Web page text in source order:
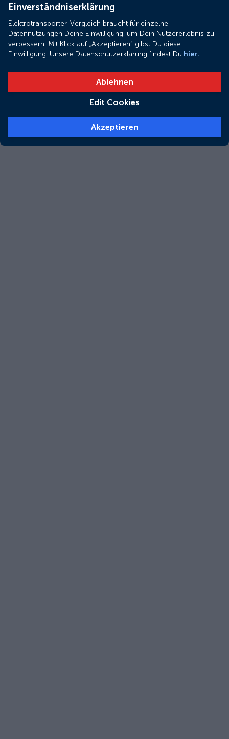
Einverständniserklärung
Elektrotransporter-Vergleich braucht für einzelne
Datennutzungen Deine Einwilligung, um Dein Nutzererlebnis zu
verbessern. Mit Klick auf „Akzeptieren“ gibst Du diese
Einwilligung. Unsere Datenschutzerklärung findest Du hier.
Ablehnen
Edit Cookies
Akzeptieren